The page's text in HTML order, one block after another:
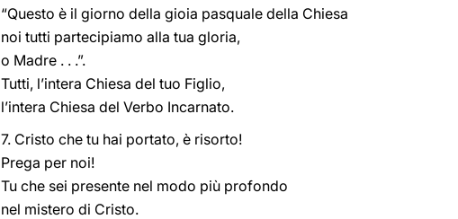
“Questo è il giorno della gioia pasquale della Chiesa
noi tutti partecipiamo alla tua gloria,
o Madre . . .”.
Tutti, l’intera Chiesa del tuo Figlio,
l’intera Chiesa del Verbo Incarnato.
7. Cristo che tu hai portato, è risorto!
Prega per noi!
Tu che sei presente nel modo più profondo
nel mistero di Cristo.